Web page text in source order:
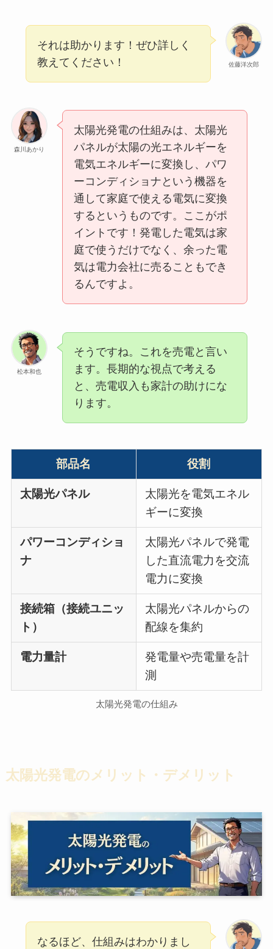
佐藤洋次郎
それは助かります！ぜひ詳しく
教えてください！
森川あかり
太陽光発電の仕組みは、太陽光
パネルが太陽の光エネルギーを
電気エネルギーに変換し、パワ
ーコンディショナという機器を
通して家庭で使える電気に変換
するというものです。ここがポ
イントです！発電した電気は家
庭で使うだけでなく、余った電
気は電力会社に売ることもでき
るんですよ。
松本和也
そうですね。これを売電と言い
ます。長期的な視点で考える
と、売電収入も家計の助けにな
ります。
部品名 役割
太陽光パネル
太陽光を電気エネル
ギーに変換
パワーコンディショ
ナ
太陽光パネルで発電
した直流電力を交流
電力に変換
接続箱（接続ユニッ
ト）
太陽光パネルからの
配線を集約
電力量計
発電量や売電量を計
測
太陽光発電の仕組み
太陽光発電のメリット・デメリット
なるほど、仕組みはわかりまし